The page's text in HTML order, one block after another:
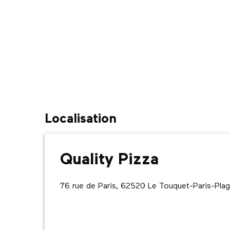
Localisation
Quality Pizza
76 rue de Paris, 62520 Le Touquet-Paris-